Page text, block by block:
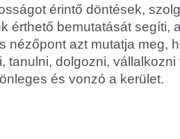
érintő döntések,
érthető bemutatását segíti,
nézőpont azt mutatja meg,
tanulni, dolgozni,
és vonzó a kerület.